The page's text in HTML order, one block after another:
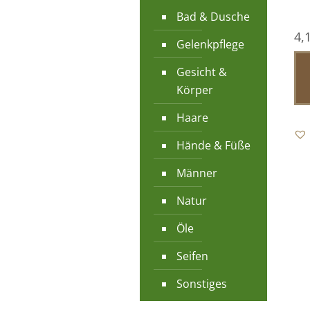
Bad & Dusche
Gelenkpflege
Gesicht &
Körper
Haare
Hände & Füße
Männer
Natur
Öle
Seifen
Sonstiges